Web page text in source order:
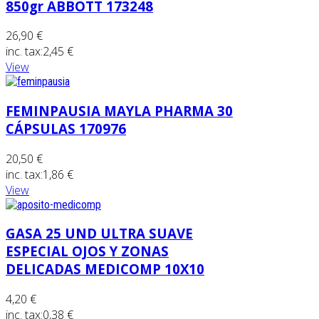
850gr ABBOTT 173248
26,90 €
inc. tax:2,45 €
View
FEMINPAUSIA MAYLA PHARMA 30
CÁPSULAS 170976
20,50 €
inc. tax:1,86 €
View
GASA 25 UND ULTRA SUAVE
ESPECIAL OJOS Y ZONAS
DELICADAS MEDICOMP 10X10
4,20 €
inc. tax:0,38 €